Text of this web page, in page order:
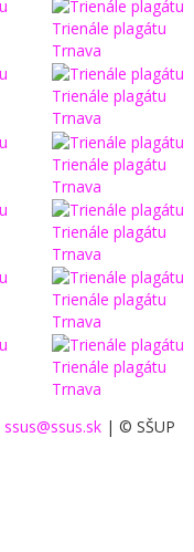
Trienále plagátu
Trnava
Trienále plagátu
Trnava
Trienále plagátu
Trnava
Trienále plagátu
Trnava
Trienále plagátu
Trnava
Trienále plagátu
Trnava
ssus@ssus.sk | © SŠUP